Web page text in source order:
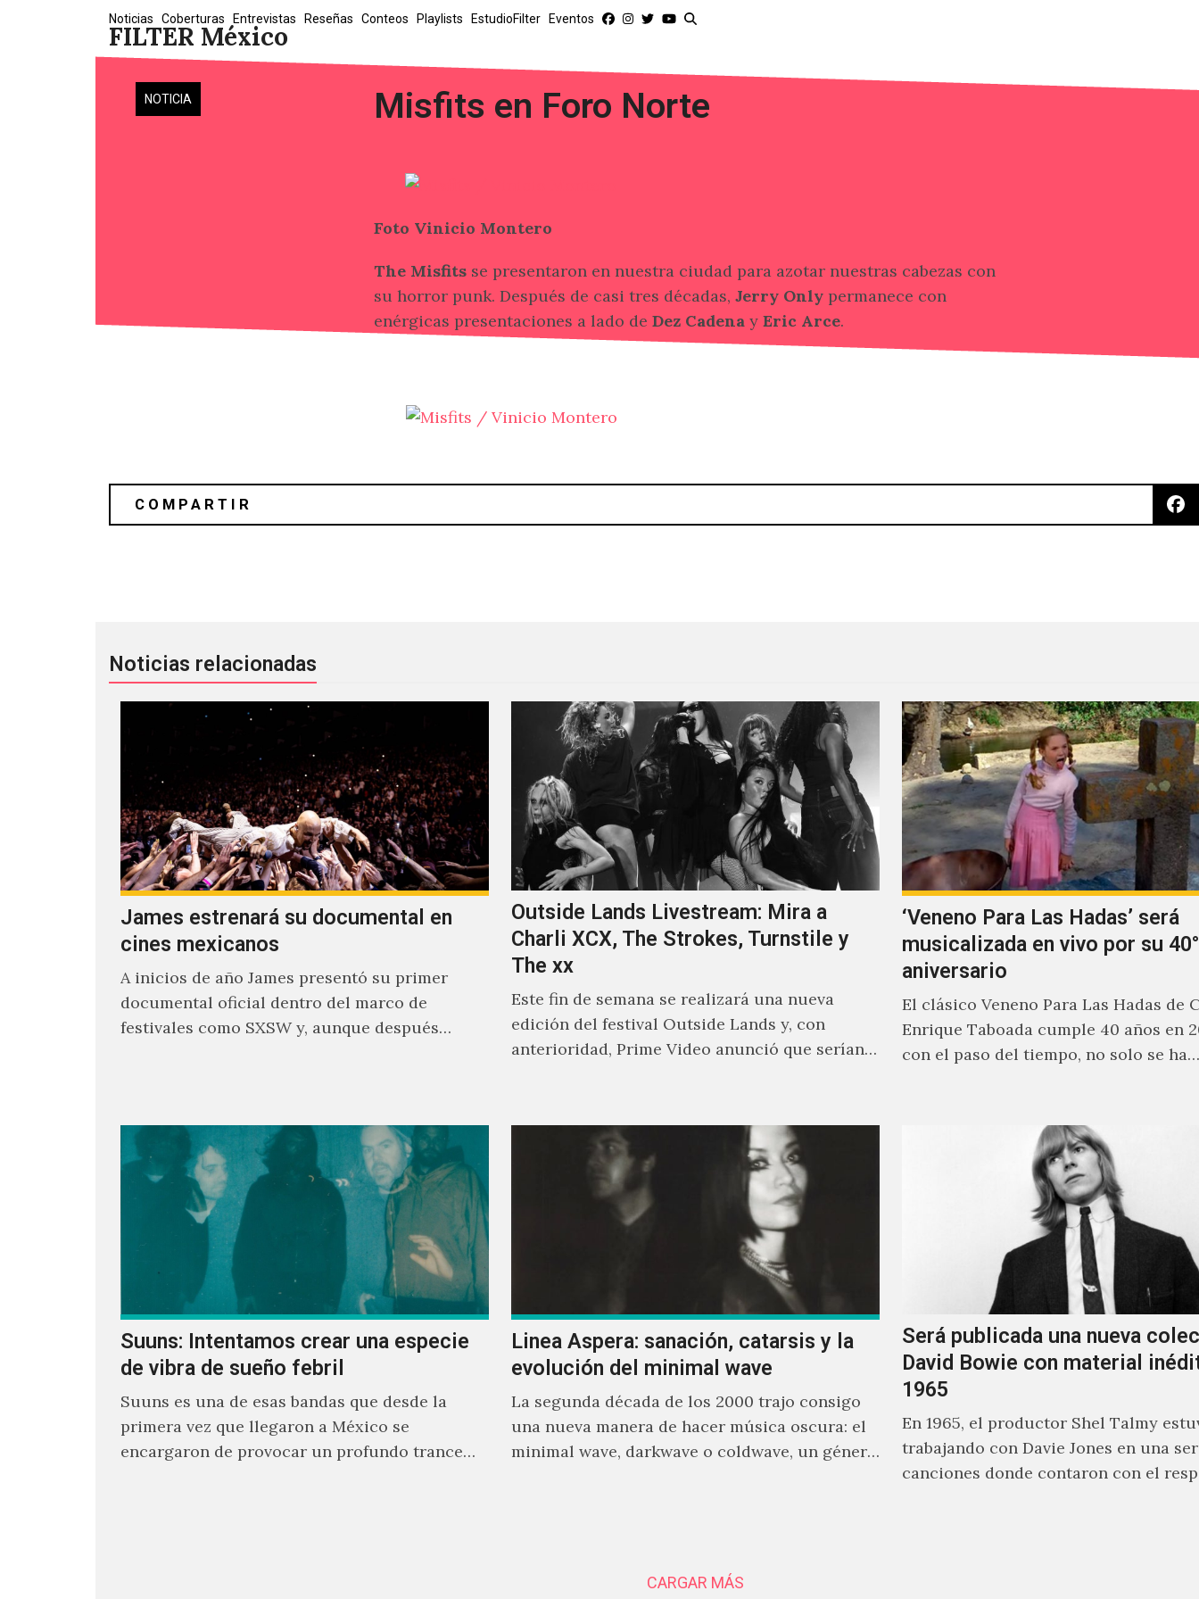
FILTER México
Noticias Coberturas Entrevistas Reseñas Conteos Playlists EstudioFilter Eventos
NOTICIA Misfits en Foro Norte
Foto Vinicio Montero
The Misfits se presentaron en nuestra ciudad para azotar nuestras cabezas con
su horror punk. Después de casi tres décadas, Jerry Only permanece con
enérgicas presentaciones a lado de Dez Cadena y Eric Arce.
Noticias relacionadas
James estrenará su documental en
cines mexicanos
A inicios de año James presentó su primer
documental oficial dentro del marco de
festivales como SXSW y, aunque después
Outside Lands Livestream: Mira a
Charli XCX, The Strokes, Turnstile y
The xx
Este fin de semana se realizará una nueva
edición del festival Outside Lands y, con
anterioridad, Prime Video anunció que serían
‘Veneno Para Las Hadas’ será
musicalizada en vivo por su 40°
aniversario
El clásico Veneno Para Las Hadas de
Enrique Taboada cumple 40 años en
con el paso del tiempo, no solo se ha…
Suuns: Intentamos crear una especie
de vibra de sueño febril
Suuns es una de esas bandas que desde la
primera vez que llegaron a México se
encargaron de provocar un profundo trance
Linea Aspera: sanación, catarsis y la
evolución del minimal wave
La segunda década de los 2000 trajo consigo
una nueva manera de hacer música oscura: el
minimal wave, darkwave o coldwave, un género
Será publicada una nueva
David Bowie con material
1965
En 1965, el productor Shel Talmy
trabajando con Davie Jones en una
canciones donde contaron con el
CARGAR MÁS